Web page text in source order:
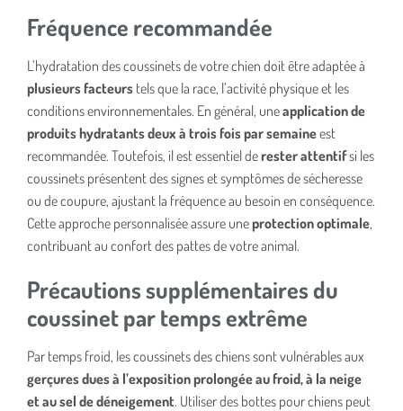
Fréquence recommandée
L’hydratation des coussinets de votre chien doit être adaptée à
plusieurs facteurs tels que la race, l’activité physique et les
conditions environnementales. En général, uneapplication de
produits hydratants deux à trois fois par semaineest
recommandée. Toutefois, il est essentiel derester attentifsi les
coussinets présentent des signes et symptômes de sécheresse
ou de coupure, ajustant la fréquence au besoin en conséquence.
Cette approche personnalisée assure uneprotection optimale,
contribuant au confort des pattes de votre animal.
Précautions supplémentaires du
coussinet par temps extrême
Par temps froid, les coussinets des chiens sont vulnérables aux
gerçures dues à l’exposition prolongée au froid, à la neige
et au sel de déneigement. Utiliser des bottes pour chiens peut